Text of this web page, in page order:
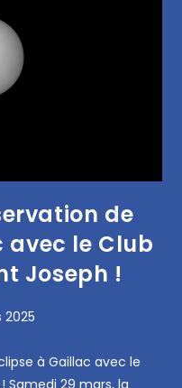
de
avec le Club
Joseph !
2025
à Gaillac avec le